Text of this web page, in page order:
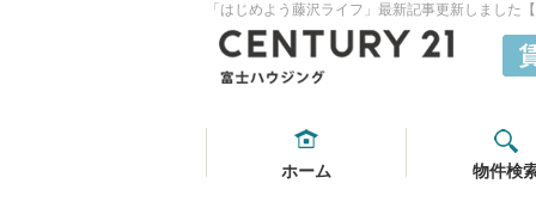
「はじめよう藤沢ライフ」最新記事更新しまし
ホーム 物件検